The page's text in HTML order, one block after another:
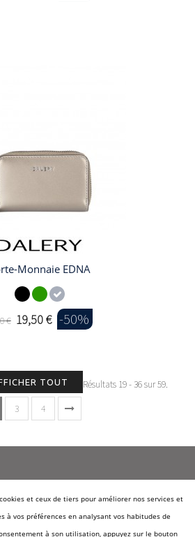
Monnaie EDNA
€ 19,50 € -50%
TOUT
3 4
Résultats 19 - 36 sur 59.
et ceux de tiers pour améliorer nos services et
à vos préférences en analysant vos habitudes de
à son utilisation, appuyez sur le bouton